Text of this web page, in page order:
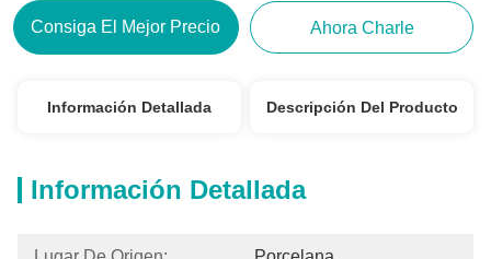
Consiga El Mejor Precio Ahora Charle
Información Detallada Descripción Del Producto
Información Detallada